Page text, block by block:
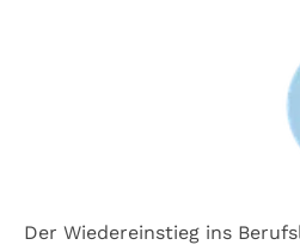
Der Wiedereinstieg ins